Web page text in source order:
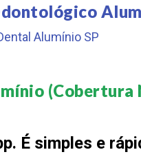
Alumínio SP
(Cobertura
É simples e